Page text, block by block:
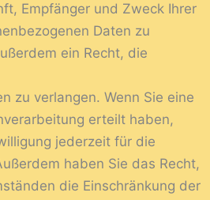
Empfänger und Zweck Ihrer
Daten zu
ein Recht, die
zu verlangen. Wenn Sie eine
erteilt haben,
jederzeit für die
haben Sie das Recht,
die Einschränkung der